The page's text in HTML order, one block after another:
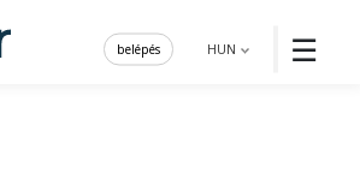
☰
HUN
belépés